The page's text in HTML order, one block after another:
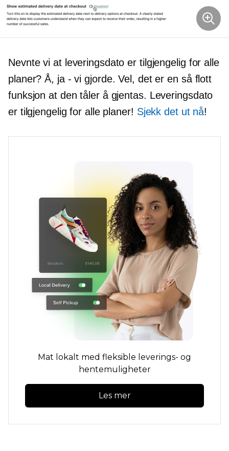
Nevnte vi at leveringsdato er tilgjengelig for alle
planer? Å, ja - vi gjorde. Vel, det er en så flott
funksjon at den tåler å gjentas. Leveringsdato
er tilgjengelig for alle planer! Sjekk det ut nå!
Mat lokalt med fleksible leverings- og
hentemuligheter
Les mer